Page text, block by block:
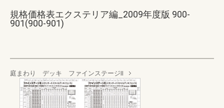
規格価格表エクステリア編_2009年度版 900-
901(900-901)
庭まわり デッキ ファインステージⅡ